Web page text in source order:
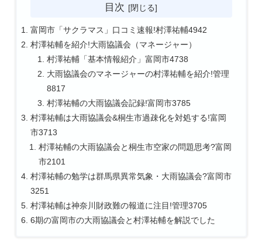
目次
富岡市「サクラマス」口コミ速報!村澤祐輔4942
村澤祐輔を紹介!大雨協議会（マネージャー）
村澤祐輔「基本情報紹介」富岡市4738
大雨協議会のマネージャーの村澤祐輔を紹介!管理
8817
村澤祐輔の大雨協議会記録!富岡市3785
村澤祐輔は大雨協議会&桐生市過疎化を対処する!富岡
市3713
村澤祐輔の大雨協議会と桐生市空家の問題思考?富岡
市2101
村澤祐輔の勉学は群馬県異常気象・大雨協議会?富岡市
3251
村澤祐輔は神奈川財政難の報道に注目!管理3705
6期の富岡市の大雨協議会と村澤祐輔を解説でした